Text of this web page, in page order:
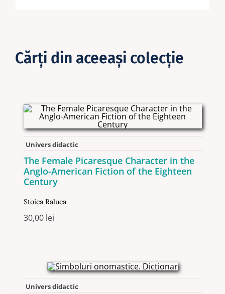
Cărţi din aceeaşi colecţie
Univers didactic
The Female Picaresque Character in the
Anglo-American Fiction of the Eighteen
Century
Stoica Raluca
30,00 lei
Univers didactic